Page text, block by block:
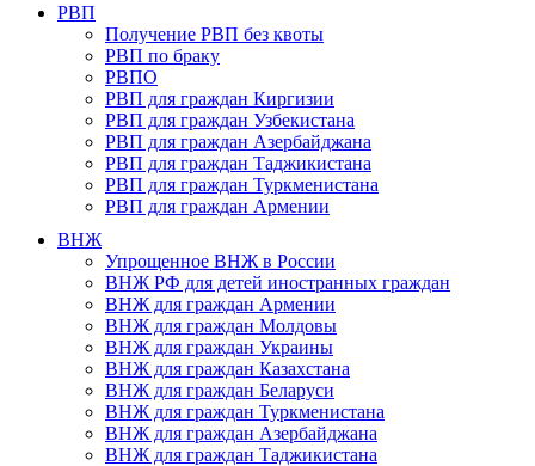
РВП
Получение РВП без квоты
РВП по браку
РВПО
РВП для граждан Киргизии
РВП для граждан Узбекистана
РВП для граждан Азербайджана
РВП для граждан Таджикистана
РВП для граждан Туркменистана
РВП для граждан Армении
ВНЖ
Упрощенное ВНЖ в России
ВНЖ РФ для детей иностранных граждан
ВНЖ для граждан Армении
ВНЖ для граждан Молдовы
ВНЖ для граждан Украины
ВНЖ для граждан Казахстана
ВНЖ для граждан Беларуси
ВНЖ для граждан Туркменистана
ВНЖ для граждан Азербайджана
ВНЖ для граждан Таджикистана